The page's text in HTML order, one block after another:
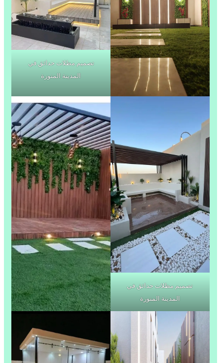
تصميم مظلات حدائق في
المدينة المنورة
تصميم مظلات حدائق في
المدينة المنورة